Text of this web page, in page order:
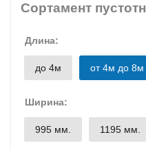
Сортамент
Длина:
до 4м от 4м до 8м
Ширина:
995 мм. 1195 мм.